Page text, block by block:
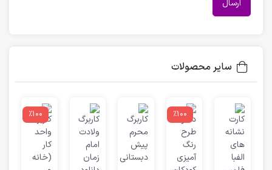
سایر محصولات
٪100 ٪100